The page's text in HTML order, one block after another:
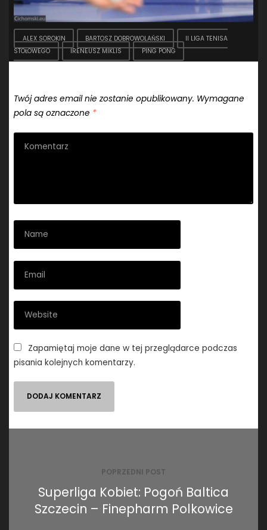
ALEX SOROKIN BARTOSZ DOBROWOLAŃSKI
II LIGA TENISA
STOŁOWEGO
IRENEUSZ MIKLIS PING PONG
Twój adres email nie zostanie opublikowany. Wymagane
pola są oznaczone *
Zapamiętaj moje dane w tej przeglądarce podczas
pisania kolejnych komentarzy.
POPRZEDNI POST
Superliga Kobiet: Pogoń Baltica
Szczecin – Finepharm Polkowice